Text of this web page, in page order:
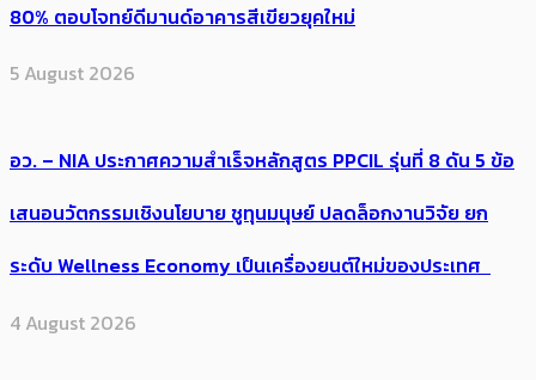
80% ตอบโจทย์ดีมานด์อาคารสีเขียวยุคใหม่
5 August 2026
อว. – NIA ประกาศความสำเร็จหลักสูตร PPCIL รุ่นที่ 8 ดัน 5 ข้อ
เสนอนวัตกรรมเชิงนโยบาย ชูทุนมนุษย์ ปลดล็อกงานวิจัย ยก
ระดับ Wellness Economy เป็นเครื่องยนต์ใหม่ของประเทศ
4 August 2026